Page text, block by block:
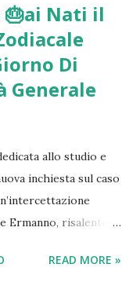
🎂ai Nati il
Di
Generale
allo studio e
inchiesta sul caso
Ermanno, risalente al
di Stefania in
READ MORE »